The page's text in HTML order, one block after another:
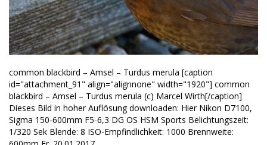
common blackbird – Amsel – Turdus merula [caption
id="attachment_91" align="alignnone" width="1920"] common
blackbird – Amsel – Turdus merula (c) Marcel Wirth[/caption]
Dieses Bild in hoher Auflösung downloaden: Hier Nikon D7100,
Sigma 150-600mm F5-6,3 DG OS HSM Sports Belichtungszeit:
1/320 Sek Blende: 8 ISO-Empfindlichkeit: 1000 Brennweite: